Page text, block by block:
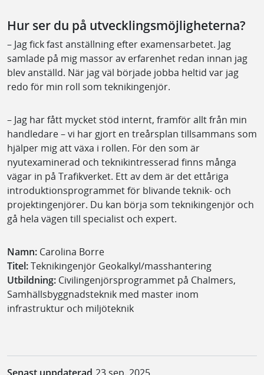
Hur ser du på utvecklingsmöjligheterna?
– Jag fick fast anställning efter examensarbetet. Jag
samlade på mig massor av erfarenhet redan innan jag
blev anställd. När jag väl började jobba heltid var jag
redo för min roll som teknikingenjör.
– Jag har fått mycket stöd internt, framför allt från min
handledare – vi har gjort en treårsplan tillsammans som
hjälper mig att växa i rollen. För den som är
nyutexaminerad och teknikintresserad finns många
vägar in på Trafikverket. Ett av dem är det ettåriga
introduktionsprogrammet för blivande teknik- och
projektingenjörer. Du kan börja som teknikingenjör och
gå hela vägen till specialist och expert.
Namn: Carolina Borre
Titel:Teknikingenjör Geokalkyl/masshantering
Utbildning: Civilingenjörsprogrammet på Chalmers,
Samhällsbyggnadsteknik med master inom
infrastruktur och miljöteknik
Senast uppdaterad 23 sep. 2025